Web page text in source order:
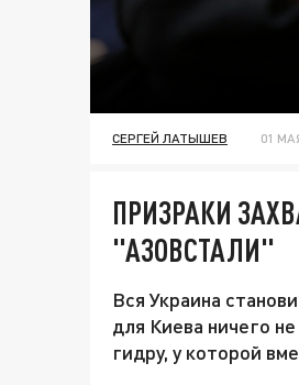
СЕРГЕЙ ЛАТЫШЕВ 01
ПРИЗРАКИ
"АЗОВСТАЛИ"
Вся Украина
для Киева ничего
гидру, у которой